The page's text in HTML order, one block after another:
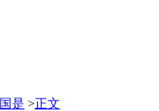
国是 >正文